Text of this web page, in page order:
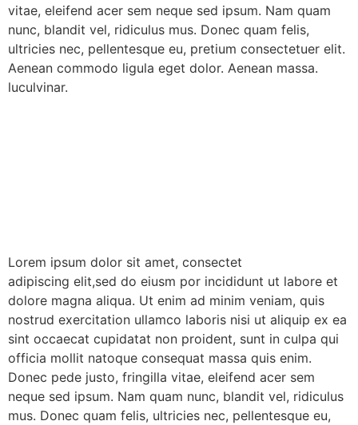
vitae, eleifend acer sem neque sed ipsum. Nam quam
nunc, blandit vel, ridiculus mus. Donec quam felis,
ultricies nec, pellentesque eu, pretium consectetuer elit.
Aenean commodo ligula eget dolor. Aenean massa.
luculvinar.
Lorem ipsum dolor sit amet, consectet
adipiscing elit,sed do eiusm por incididunt ut labore et
dolore magna aliqua. Ut enim ad minim veniam, quis
nostrud exercitation ullamco laboris nisi ut aliquip ex ea
sint occaecat cupidatat non proident, sunt in culpa qui
officia mollit natoque consequat massa quis enim.
Donec pede justo, fringilla vitae, eleifend acer sem
neque sed ipsum. Nam quam nunc, blandit vel, ridiculus
mus. Donec quam felis, ultricies nec, pellentesque eu,